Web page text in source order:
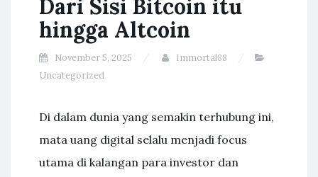
Dari Sisi Bitcoin itu
hingga Altcoin
November 5, 2025
Immortal88
Uncategorized
Di dalam dunia yang semakin terhubung ini,
mata uang digital selalu menjadi focus
utama di kalangan para investor dan